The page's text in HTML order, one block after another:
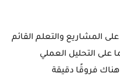
على المشاريع والتعلم القائم
على التحليل العملي
فروقًا دقيقة